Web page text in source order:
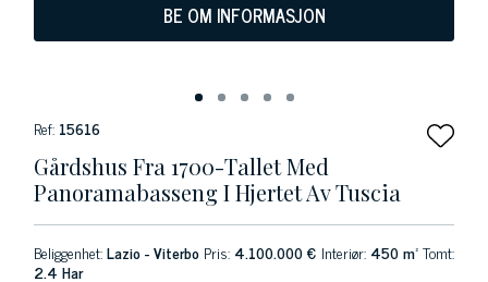
BE OM INFORMASJON
Ref: 15616
Gårdshus Fra 1700-Tallet Med
Panoramabasseng I Hjertet Av Tuscia
Beliggenhet:Lazio - Viterbo Pris: 4.100.000 € Interiør: 450 m²Tomt:
2.4 Har